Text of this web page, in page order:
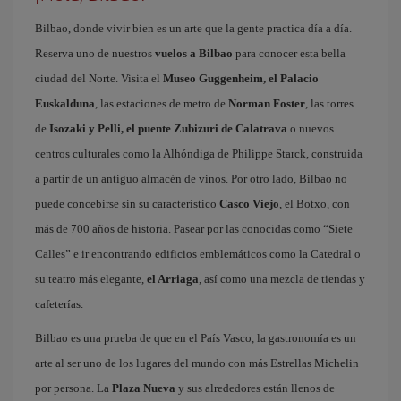
Bilbao, donde vivir bien es un arte que la gente practica día a día.
Reserva uno de nuestros vuelos a Bilbao para conocer esta bella
ciudad del Norte. Visita el Museo Guggenheim, el Palacio
Euskalduna, las estaciones de metro de Norman Foster, las torres
de Isozaki y Pelli, el puente Zubizuri de Calatrava o nuevos
centros culturales como la Alhóndiga de Philippe Starck, construida
a partir de un antiguo almacén de vinos. Por otro lado, Bilbao no
puede concebirse sin su característico Casco Viejo, el Botxo, con
más de 700 años de historia. Pasear por las conocidas como “Siete
Calles” e ir encontrando edificios emblemáticos como la Catedral o
su teatro más elegante, el Arriaga, así como una mezcla de tiendas y
cafeterías.
Bilbao es una prueba de que en el País Vasco, la gastronomía es un
arte al ser uno de los lugares del mundo con más Estrellas Michelin
por persona. La Plaza Nueva y sus alrededores están llenos de